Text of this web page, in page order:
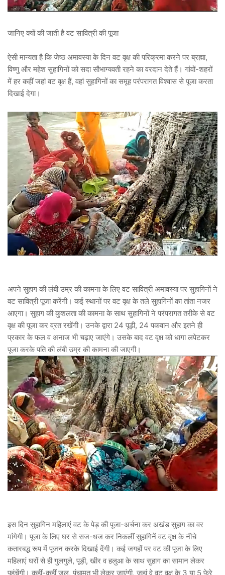
जानिए क्यों की जाती है वट सावित्री की पूजा
ऐसी मान्यता है कि जेष्ठ अमावस्या के दिन वट वृक्ष की परिक्रमा करने पर ब्रह्मा,
विष्णु और महेश सुहागिनों को सदा सौभाग्यवती रहने का वरदान देते हैं। गांवों-शहरों
में हर कहीं जहां वट वृक्ष हैं, वहां सुहागिनों का समूह परंपरागत विश्वास से पूजा करता
दिखाई देगा।
अपने सुहाग की लंबी उम्र की कामना के लिए वट सावित्री अमावस्या पर सुहागिनों ने
वट सावित्री पूजा करेंगी। कई स्थानों पर वट वृक्ष के तले सुहागिनों का तांता नजर
आएगा। सुहाग की कुशलता की कामना के साथ सुहागिनों ने परंपरागत तरीके से वट
वृक्ष की पूजा कर व्रत रखेंगी। उनके द्वारा 24 पूड़ी, 24 पकवान और इतने ही
प्रकार के फल व अनाज भी चढ़ाए जाएंगे। उसके बाद वट वृक्ष को धागा लपेटकर
पूजा करके पति की लंबी उम्र की कामना की जाएगी।
इस दिन सुहागिन महिलाएं वट के पेड़ की पूजा-अर्चना कर अखंड सुहाग का वर
मांगेगी। पूजा के लिए घर से सज-धज कर निकलीं सुहागिनें वट वृक्ष के नीचे
कतारबद्ध रूप में पूजन करके दिखाई देंगी। कई जगहों पर वट की पूजा के लिए
महिलाएं घरों से ही गुलगुले, पूड़ी, खीर व हलुआ के साथ सुहाग का सामान लेकर
पहुंचेंगी। कहीं-कहीं जल, पंचामृत भी लेकर जाएंगी, जहां वे वट वृक्ष के 3 या 5 फेरे